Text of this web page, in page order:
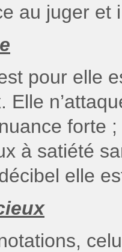
au juger et
pour elle
Elle
forte
à satiété
elle